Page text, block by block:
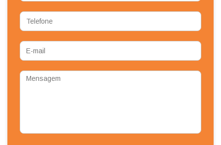
Telefone
E-
mail
Mensagem